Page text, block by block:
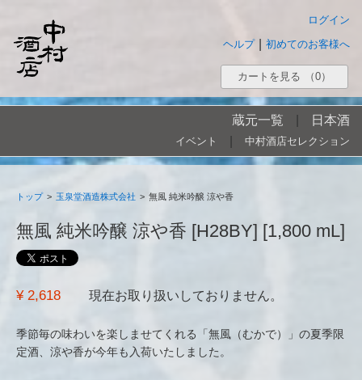
ログイン
初めてのお客様へ
ヘルプ
カートを見る （0）
蔵元一覧 日本酒
イベント 中村酒店セレクション
トップ > 玉泉堂酒造株式会社 > 無風 純米吟醸 涼や香
無風 純米吟醸 涼や香 [H28BY] [1,800 mL]
¥ 2,618 現在お取り扱いしておりません。
季節毎の味わいを楽しませてくれる「無風（むかで）」の夏季限
定酒、涼や香が今年も入荷いたしました。